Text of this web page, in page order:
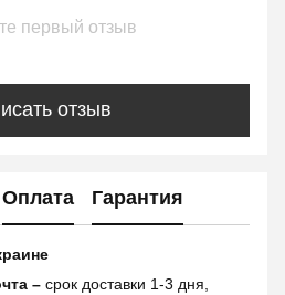
первый отзыв
отзыв
Оплата Гарантия
– срок доставки 1-3 дня,